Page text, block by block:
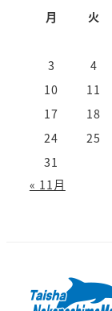
月
火
3
4
10
11
17
18
24
25
31
« 11月